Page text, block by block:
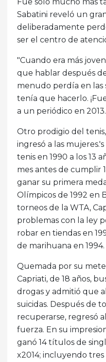
Sabatini reveló un
deliberadamente
ser el centro de
"Cuando era más
que hablar después
menudo perdía en las
tenía que hacerlo.
a un periódico en 2013.
Otro prodigio del
ingresó a las
tenis en 1990 a los 13
mes antes de cumplir
ganar su primera
Olímpicos de 1992 en
torneos de la WTA,
problemas con la ley
robar en tiendas en
de marihuana en 1994.
Quemada por su
Capriati, de 18 años,
drogas y admitió que
suicidas. Después de
recuperarse, regresó
fuerza. En su
ganó 14 títulos de
x2014; incluyendo tres